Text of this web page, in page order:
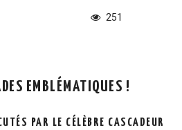
251
EMBLÉMATIQUES !
PAR LE CÉLÈBRE CASCADEUR